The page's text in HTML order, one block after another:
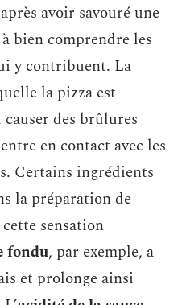
après avoir savouré une
bien comprendre les
y contribuent. La
la pizza est
des brûlures
en contact avec les
Certains ingrédients
la préparation de
sensation
fondu, par exemple, a
et prolonge ainsi